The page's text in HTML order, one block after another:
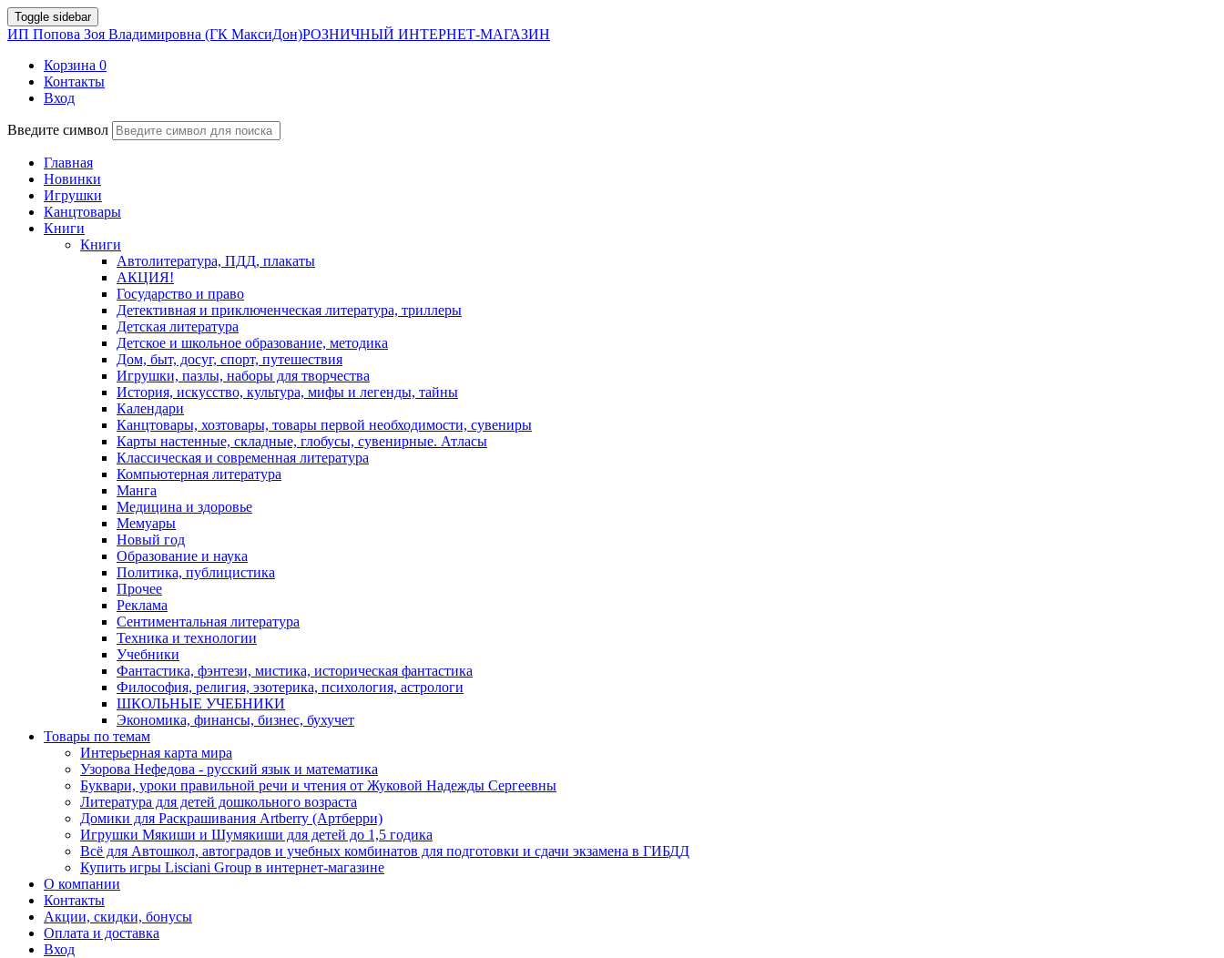
Toggle sidebar
ИП Попова Зоя Владимировна (ГК МаксиДон)РОЗНИЧНЫЙ ИНТЕРНЕТ-МАГАЗИН
Корзина 0
Контакты
Вход
Введите символ
Главная
Новинки
Игрушки
Канцтовары
Книги
Книги
Автолитература, ПДД, плакаты
АКЦИЯ!
Государство и право
Детективная и приключенческая литература, триллеры
Детская литература
Детское и школьное образование, методика
Дом, быт, досуг, спорт, путешествия
Игрушки, пазлы, наборы для творчества
История, искусство, культура, мифы и легенды, тайны
Календари
Канцтовары, хозтовары, товары первой необходимости, сувениры
Карты настенные, складные, глобусы, сувенирные. Атласы
Классическая и современная литература
Компьютерная литература
Манга
Медицина и здоровье
Мемуары
Новый год
Образование и наука
Политика, публицистика
Прочее
Реклама
Сентиментальная литература
Техника и технологии
Учебники
Фантастика, фэнтези, мистика, историческая фантастика
Философия, религия, эзотерика, психология, астрологи
ШКОЛЬНЫЕ УЧЕБНИКИ
Экономика, финансы, бизнес, бухучет
Товары по темам
Интерьерная карта мира
Узорова Нефедова - русский язык и математика
Буквари, уроки правильной речи и чтения от Жуковой Надежды Сергеевны
Литература для детей дошкольного возраста
Домики для Раскрашивания Artberry (Артберри)
Игрушки Мякиши и Шумякиши для детей до 1,5 годика
Всё для Автошкол, автоградов и учебных комбинатов для подготовки и сдачи экзамена в ГИБДД
Купить игры Lisciani Group в интернет-магазине
О компании
Контакты
Акции, скидки, бонусы
Оплата и доставка
Вход